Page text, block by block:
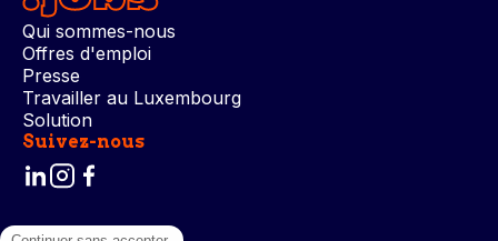
Qui sommes-nous
Offres d'emploi
Presse
Travailler au Luxembourg
Solution
Suivez-nous